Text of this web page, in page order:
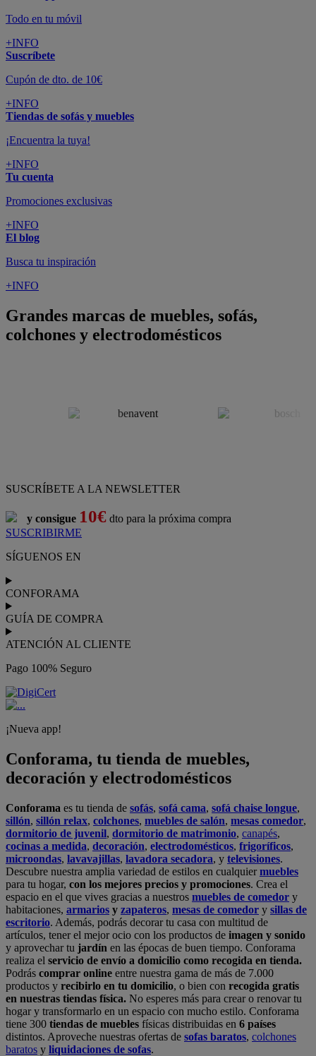
Todo en tu móvil
+INFO
Suscríbete
Cupón de dto. de 10€
+INFO
Tiendas de sofás y muebles
¡Encuentra la tuya!
+INFO
Tu cuenta
Promociones exclusivas
+INFO
El blog
Busca tu inspiración
+INFO
Grandes marcas de muebles, sofás,
colchones y electrodomésticos
SUSCRÍBETE A LA NEWSLETTER
y consigue 10€ dto para la próxima compra
SUSCRIBIRME
SÍGUENOS EN
CONFORAMA
GUÍA DE COMPRA
ATENCIÓN AL CLIENTE
Pago 100% Seguro
¡Nueva app!
Conforama, tu tienda de muebles,
decoración y electrodomésticos
Conforama es tu tienda de sofás, sofá cama, sofá chaise longue,
sillón, sillón relax, colchones, muebles de salón, mesas comedor,
dormitorio de juvenil, dormitorio de matrimonio, canapés,
cocinas a medida, decoración, electrodomésticos, frigoríficos,
microondas, lavavajillas, lavadora secadora, y televisiones.
Descubre nuestra amplia variedad de estilos en cualquiermuebles
para tu hogar, con los mejores precios y promociones. Crea el
espacio en el que vives gracias a nuestros muebles de comedor y
habitaciones, armarios y zapateros, mesas de comedor y sillas de
escritorio. Además, podrás decorar tu casa con multitud de
artículos, tener el mejor ocio con los productos de imagen y sonido
y aprovechar tu jardín en las épocas de buen tiempo. Conforama
realiza el servicio de envío a domicilio como recogida en tienda.
Podrás comprar online entre nuestra gama de más de 7.000
productos y recibirlo en tu domicilio, o bien con recogida gratis
en nuestras tiendas física. No esperes más para crear o renovar tu
hogar y transformarlo en un espacio con mucho estilo. Conforama
tiene 300 tiendas de muebles físicas distribuidas en 6 países
distintos. Aproveche nuestras ofertas de sofas baratos, colchones
baratos y liquidaciones de sofas.